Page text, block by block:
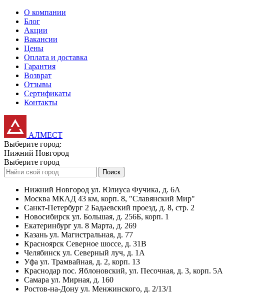
О компании
Блог
Акции
Вакансии
Цены
Оплата и доставка
Гарантия
Возврат
Отзывы
Сертификаты
Контакты
АЛМЕСТ
Выберите город:
Нижний Новгород
Выберите город
Поиск
Нижний Новгород ул. Юлиуса Фучика, д. 6А
Москва МКАД 43 км, корп. 8, "Славянский Мир"
Санкт-Петербург 2 Бадаевский проезд, д. 8, стр. 2
Новосибирск ул. Большая, д. 256Б, корп. 1
Екатеринбург ул. 8 Марта, д. 269
Казань ул. Магистральная, д. 77
Красноярск Северное шоссе, д. 31В
Челябинск ул. Северный луч, д. 1А
Уфа ул. Трамвайная, д. 2, корп. 13
Краснодар пос. Яблоновский, ул. Песочная, д. 3, корп. 5А
Самара ул. Мирная, д. 160
Ростов-на-Дону ул. Менжинского, д. 2/13/1